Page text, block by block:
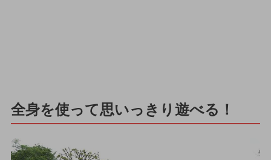
全身を使って思いっきり遊べる！